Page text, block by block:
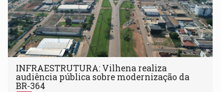
INFRAESTRUTURA: Vilhena realiza
audiência pública sobre modernização da
BR-364